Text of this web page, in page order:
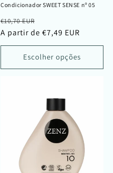
Condicionador SWEET SENSE nº 05
Preço
normal
€10,70 EUR
de
saldo
A partir de €7,49 EUR
Escolher opções